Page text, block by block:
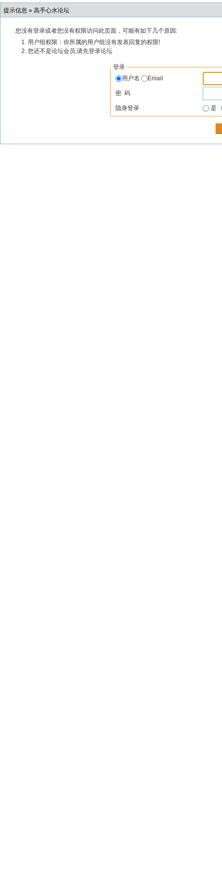
提示信息 » 高手心水论坛
您没有登录或者您没有权限访问此页面，可能有如下几个原因:
用户组权限：你所属的用户组没有发表回复的权限!
您还不是论坛会员,请先登录论坛
登录
用户名
Email
密 码
隐身登录 是